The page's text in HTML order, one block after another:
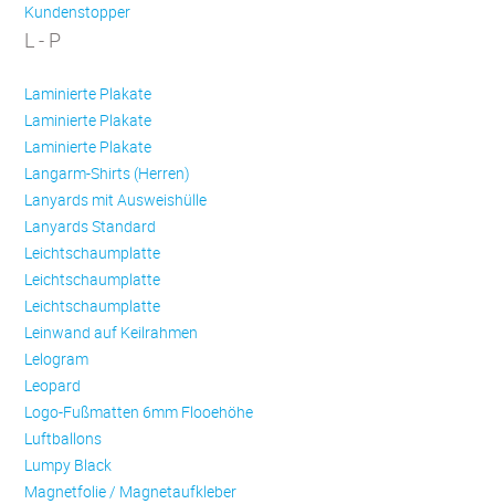
Kundenstopper
L - P
Laminierte Plakate
Laminierte Plakate
Laminierte Plakate
Langarm-Shirts (Herren)
Lanyards mit Ausweishülle
Lanyards Standard
Leichtschaumplatte
Leichtschaumplatte
Leichtschaumplatte
Leinwand auf Keilrahmen
Lelogram
Leopard
Logo-Fußmatten 6mm Flooehöhe
Luftballons
Lumpy Black
Magnetfolie / Magnetaufkleber